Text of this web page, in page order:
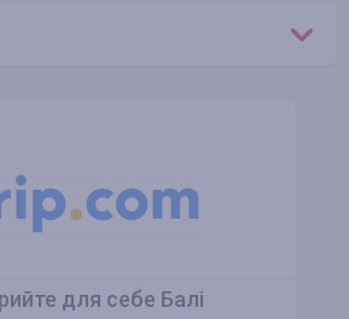
для себе Балі